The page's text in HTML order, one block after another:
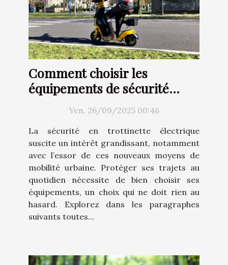
Comment choisir les
équipements de sécurité
idéaux pour votre trottinette
électrique ?Ven. 26/09/2025 00:46
La sécurité en trottinette électrique
suscite un intérêt grandissant, notamment
avec l’essor de ces nouveaux moyens de
mobilité urbaine. Protéger ses trajets au
quotidien nécessite de bien choisir ses
équipements, un choix qui ne doit rien au
hasard. Explorez dans les paragraphes
suivants toutes...